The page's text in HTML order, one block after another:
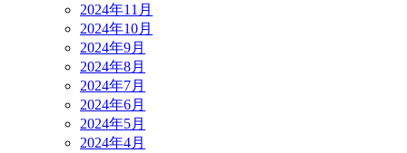
2024年11月
2024年10月
2024年9月
2024年8月
2024年7月
2024年6月
2024年5月
2024年4月